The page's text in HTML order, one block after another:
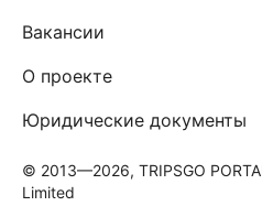
Вакансии
О проекте
Юридические документы
© 2013—2026, TRIPSGO
Limited